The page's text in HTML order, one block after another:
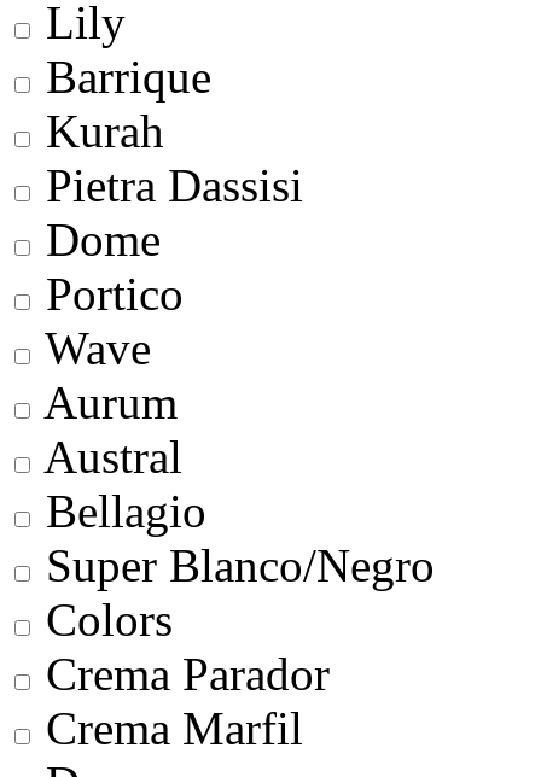
Lily
Barrique
Kurah
Pietra Dassisi
Dome
Portico
Wave
Aurum
Austral
Bellagio
Super Blanco/Negro
Colors
Crema Parador
Crema Marfil